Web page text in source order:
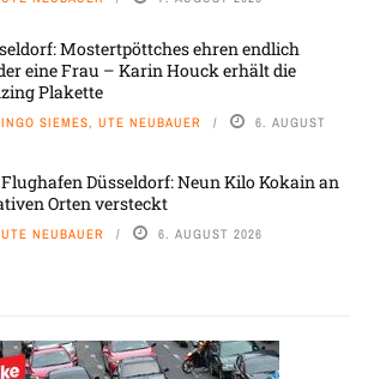
Mostertpöttches ehren endlich
eine Frau – Karin Houck erhält die
Plakette
INGO SIEMES, UTE NEUBAUER 6. AUGUST
Düsseldorf: Neun Kilo Kokain an
Orten versteckt
UTE NEUBAUER 6. AUGUST 2026